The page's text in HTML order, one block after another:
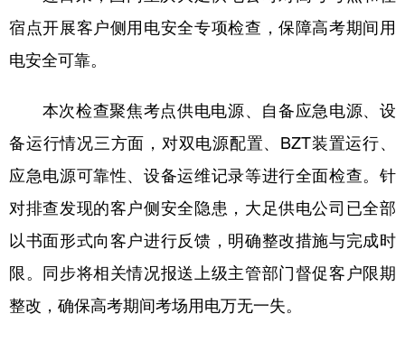
宿点开展客户侧用电安全专项检查，保障高考期间用
电安全可靠。
本次检查聚焦考点供电电源、自备应急电源、设
备运行情况三方面，对双电源配置、BZT装置运行、
应急电源可靠性、设备运维记录等进行全面检查。针
对排查发现的客户侧安全隐患，大足供电公司已全部
以书面形式向客户进行反馈，明确整改措施与完成时
限。同步将相关情况报送上级主管部门督促客户限期
整改，确保高考期间考场用电万无一失。